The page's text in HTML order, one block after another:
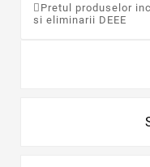
Pretul produselor
si eliminarii DEEE